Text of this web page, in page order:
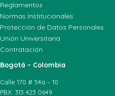
Reglamentos
Normas Institucionales
Protección de Datos Personales
Unión Universitaria
Contratación
Bogotá – Colombia
Calle 170 # 54a – 10
PBX: 313 423 0649